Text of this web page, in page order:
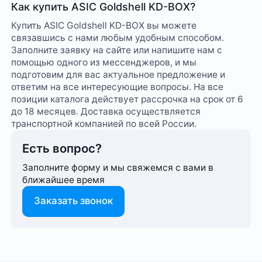
Как купить ASIC Goldshell KD-BOX?
Купить ASIC Goldshell KD-BOX вы можете
связавшись с нами любым удобным способом.
Заполните заявку на сайте или напишите нам с
помощью одного из мессенджеров, и мы
подготовим для вас актуальное предложение и
ответим на все интересующие вопросы. На все
позиции каталога действует рассрочка на срок от 6
до 18 месяцев. Доставка осуществляется
транспортной компанией по всей России.
Есть вопрос?
Заполните форму и мы свяжемся с вами в
ближайшее время
Заказать звонок